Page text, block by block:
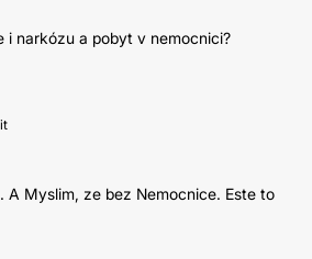
i narkózu a pobyt v nemocnici?
A Myslim, ze bez Nemocnice. Este to